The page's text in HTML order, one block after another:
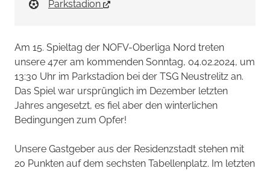
Parkstadion
Am 15. Spieltag der NOFV-Oberliga Nord treten
unsere 47er am kommenden Sonntag, 04.02.2024, um
13:30 Uhr im Parkstadion bei der TSG Neustrelitz an.
Das Spiel war ursprünglich im Dezember letzten
Jahres angesetzt, es fiel aber den winterlichen
Bedingungen zum Opfer!
Unsere Gastgeber aus der Residenzstadt stehen mit
20 Punkten auf dem sechsten Tabellenplatz. Im letzten